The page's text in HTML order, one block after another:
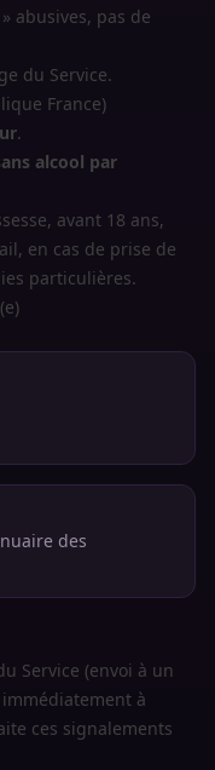
abusives, pas de
du Service.
France)
.
alcool par
avant 18 ans,
en cas de prise de
particulières.
des
Service (envoi à un
à
ces signalements